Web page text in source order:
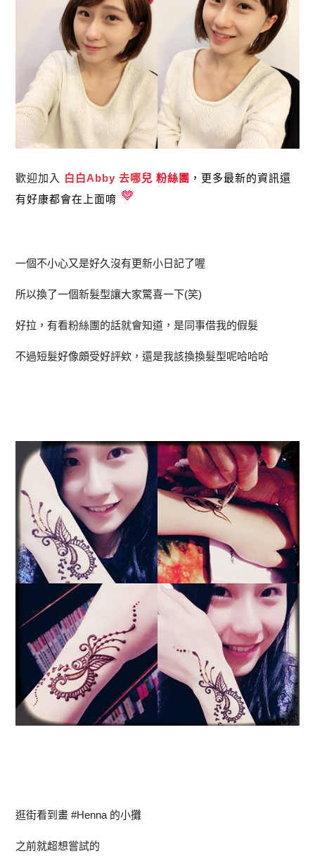
歡迎加入 白白Abby 去哪兒 粉絲團 ，更多最新的資訊還
有好康都會在上面唷
一個不小心又是好久沒有更新小日記了喔
所以換了一個新髮型讓大家驚喜一下(笑)
好拉，有看粉絲團的話就會知道，是同事借我的假髮
不過短髮好像頗受好評欸，還是我該換換髮型呢哈哈哈
逛街看到畫 #Henna 的小攤
之前就超想嘗試的